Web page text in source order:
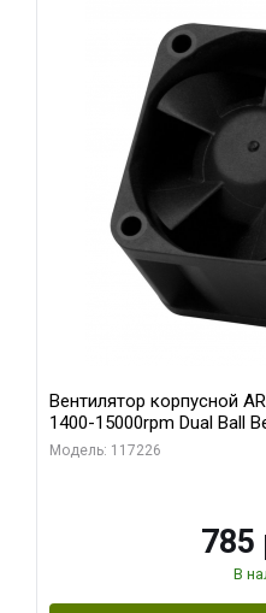
Вентилятор корпусной
1400-15000rpm Dual Ball Bearing 4-Pin Fan-
(ACFAN00264A)
Модель: 117226
785
В